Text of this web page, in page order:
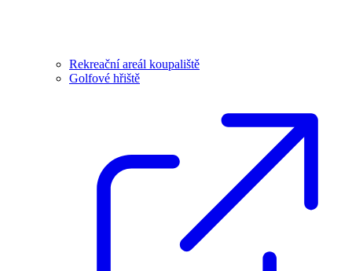
Rekreační areál koupaliště
Golfové hřiště